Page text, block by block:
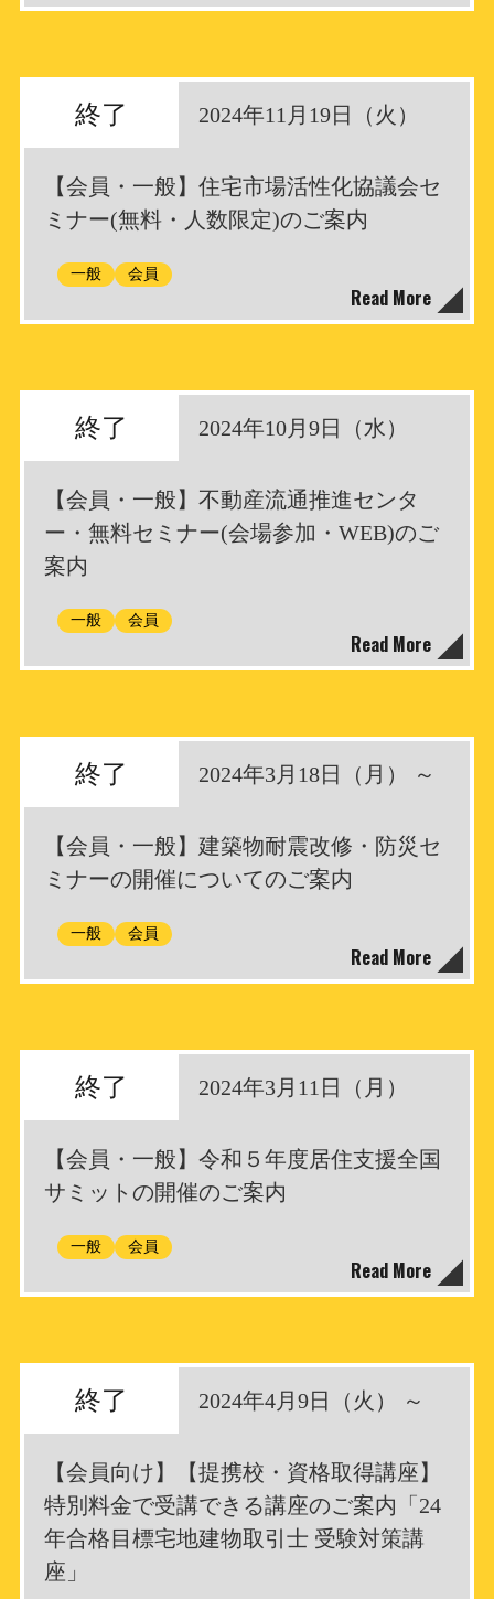
終了 2024年11月19日（火）
【会員・一般】住宅市場活性化協議会セ
ミナー(無料・人数限定)のご案内
一般 会員
Read More
終了 2024年10月9日（水）
【会員・一般】不動産流通推進センタ
ー・無料セミナー(会場参加・WEB)のご
案内
一般 会員
Read More
終了 2024年3月18日（月） ～
【会員・一般】建築物耐震改修・防災セ
ミナーの開催についてのご案内
一般 会員
Read More
終了 2024年3月11日（月）
【会員・一般】令和５年度居住支援全国
サミットの開催のご案内
一般 会員
Read More
終了 2024年4月9日（火） ～
【会員向け】【提携校・資格取得講座】
特別料金で受講できる講座のご案内「24
年合格目標宅地建物取引士 受験対策講
座」